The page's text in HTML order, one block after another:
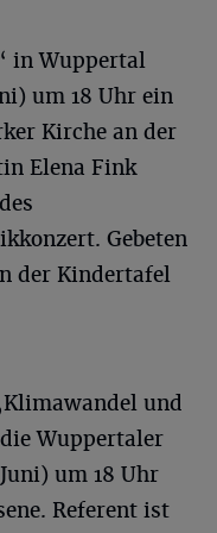
in Wuppertal
um 18 Uhr ein
Kirche an der
Elena Fink
Gebeten
der Kindertafel
und
Wuppertaler
um 18 Uhr
Referent ist